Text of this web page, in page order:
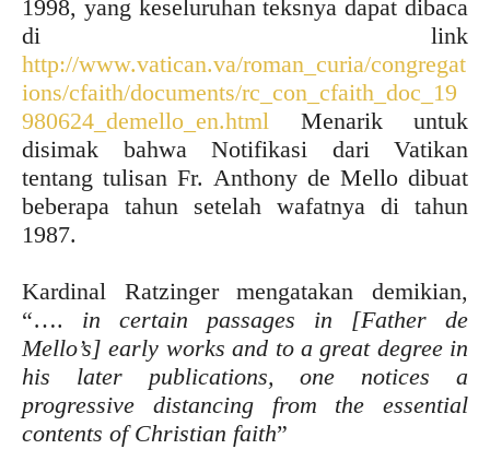
1998, yang keseluruhan teksnya dapat dibaca
di link
http://www.vatican.va/roman_curia/congregat
ions/cfaith/documents/rc_con_cfaith_doc_19
980624_demello_en.html Menarik untuk
disimak bahwa Notifikasi dari Vatikan
tentang tulisan Fr. Anthony de Mello dibuat
beberapa tahun setelah wafatnya di tahun
1987.
Kardinal Ratzinger mengatakan demikian,
“…. in certain passages in [Father de
Mello’s] early works and to a great degree in
his later publications, one notices a
progressive distancing from the essential
contents of Christian faith”